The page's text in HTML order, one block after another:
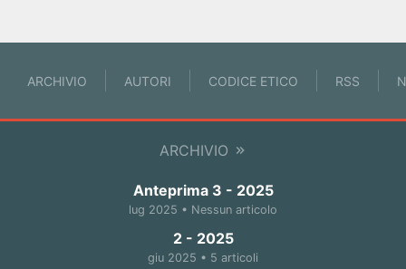
ARCHIVIO AUTORI CODICE ETICO RSS
ARCHIVIO
Anteprima 3 - 2025
lug 2025 • Nessun articolo
2 - 2025
giu 2025 • 5 articoli